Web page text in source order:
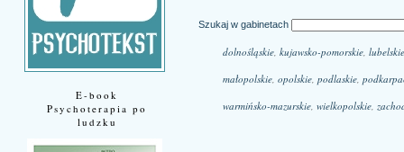
E-book
Psychoterapia po
ludzku
Szukaj w gabinetach
dolnośląskie, kujawsko-pomorskie, lubelskie
małopolskie, opolskie, podlaskie,
warmińsko-mazurskie, wielkopolskie,